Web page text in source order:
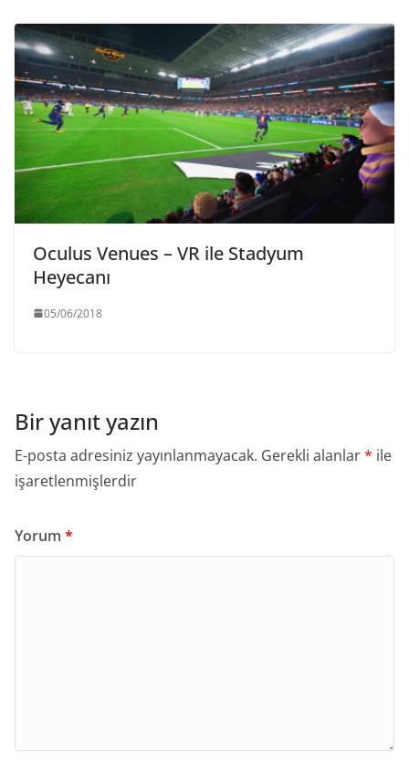
Oculus Venues – VR ile Stadyum
Heyecanı
05/06/2018
Bir yanıt yazın
E-posta adresiniz yayınlanmayacak. Gerekli alanlar* ile
işaretlenmişlerdir
Yorum *